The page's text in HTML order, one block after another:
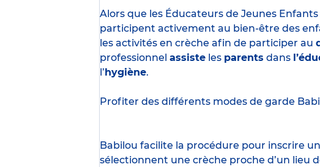
Alors que les Éducateurs de Jeunes
participent activement au bien-être des
les activités en crèche afin de participer au
professionnel assiste les parents dans
l’ hygiène.
Profiter des différents modes de garde
Babilou facilite la procédure pour inscrire
sélectionnent une crèche proche d’un lieu